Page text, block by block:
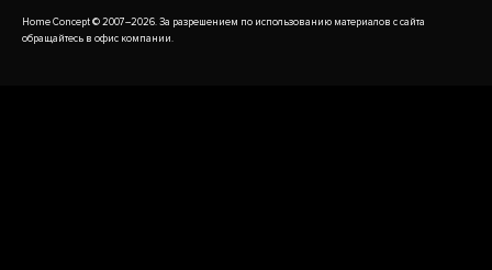
Home Concept © 2007–2026. За разрешением по использованию материалов с сайта
обращайтесь в офис компании.